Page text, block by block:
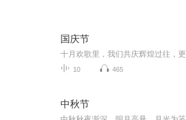
国庆节
10 465
中秋节